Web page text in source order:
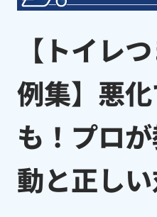
【トイレ
例集】悪
も！プロ
動と正し